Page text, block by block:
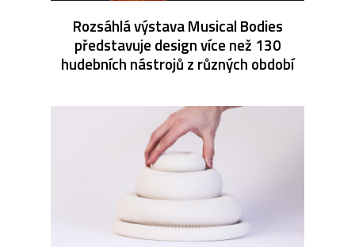
Rozsáhlá výstava Musical Bodies
představuje design více než 130
hudebních nástrojů z různých období